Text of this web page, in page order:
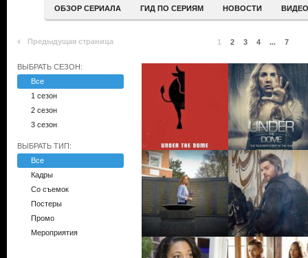
ОБЗОР СЕРИАЛА ГИД ПО СЕРИЯМ НОВОСТИ ВИДЕО
Предыдущая страница 1 2 3 4 ... 7
ВЫБРАТЬ СЕЗОН:
Все
1 сезон
2 сезон
3 сезон
ВЫБРАТЬ ТИП:
Все
Кадры
Со съемок
Постеры
Промо
Мероприятия